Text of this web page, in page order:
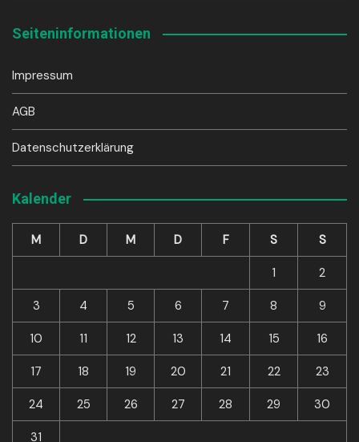
Seiteninformationen
Impressum
AGB
Datenschutzerklärung
Kalender
M D M D F S S
1 2
3 4 5 6 7 8 9
10 11 12 13 14 15 16
17 18 19 20 21 22 23
24 25 26 27 28 29 30
31